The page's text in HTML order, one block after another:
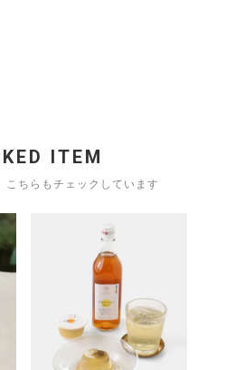
ITEM
こちらもチェックしています